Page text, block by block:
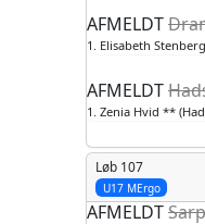
AFMELDT
1. Elisabeth
AFMELDT
1. Zenia Hvid **
Løb 107
U17 MErgo
AFMELDT